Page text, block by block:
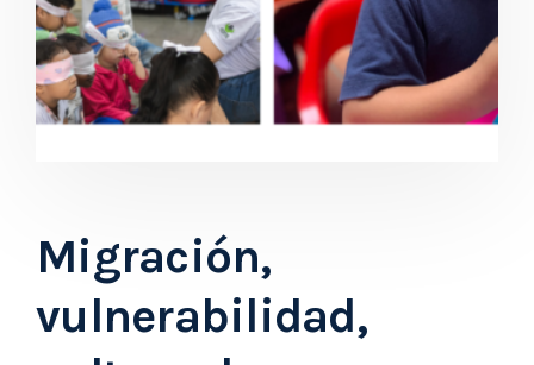
Migración,
vulnerabilidad,